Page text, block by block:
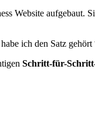
Website aufgebaut.
ich den Satz gehört
Schritt-für-